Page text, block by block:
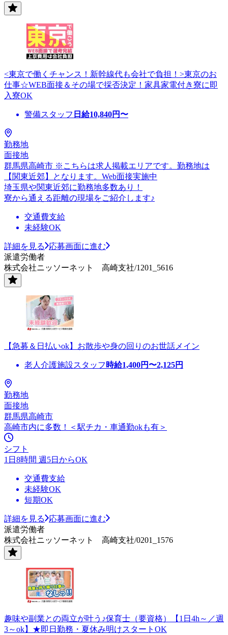
<東京で働くチャンス！新幹線代も会社で負担！>東京のお
仕事☆WEB面接＆その場で採否決定！家具家電付き寮に即
入寮OK
警備スタッフ 日給10,840円〜
勤務地
面接地
群馬県高崎市 ※こちらは求人掲載エリアです。勤務地は
【関東近郊】となります。Web面接実施中
埼玉県や関東近郊に勤務地多数あり！
寮から通える距離の現場をご紹介します♪
交通費支給
未経験OK
詳細を見る
応募画面に進む
派遣労働者
株式会社ニッソーネット 高崎支社/1201_5616
【急募＆日払いok】お散歩や身の回りのお世話メイン
老人介護施設スタッフ 時給1,400円〜2,125円
勤務地
面接地
群馬県高崎市
高崎市内に多数！＜駅チカ・車通勤okも有＞
シフト
1日8時間 週5日からOK
交通費支給
未経験OK
短期OK
詳細を見る
応募画面に進む
派遣労働者
株式会社ニッソーネット 高崎支社/0201_1576
趣味や副業との両立が叶う♪保育士（要資格）【1日4h～／週
3～ok】★即日勤務・夏休み明けスタートOK